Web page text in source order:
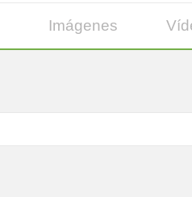
Imágenes